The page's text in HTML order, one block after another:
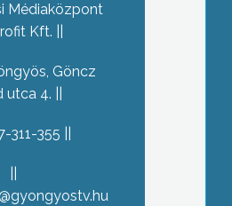
Médiaközpont
Kft.
Göncz
utca 4.
311-355